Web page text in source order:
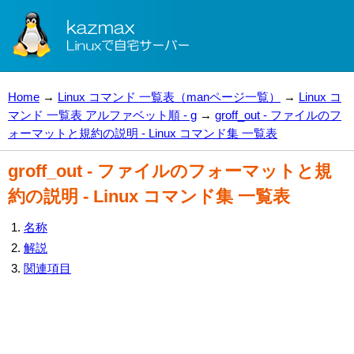
Home → Linux コマンド 一覧表（manページ一覧） → Linux コ
マンド 一覧表 アルファベット順 - g → groff_out - ファイルのフ
ォーマットと規約の説明 - Linux コマンド集 一覧表
groff_out - ファイルのフォーマットと規
約の説明 - Linux コマンド集 一覧表
名称
解説
関連項目